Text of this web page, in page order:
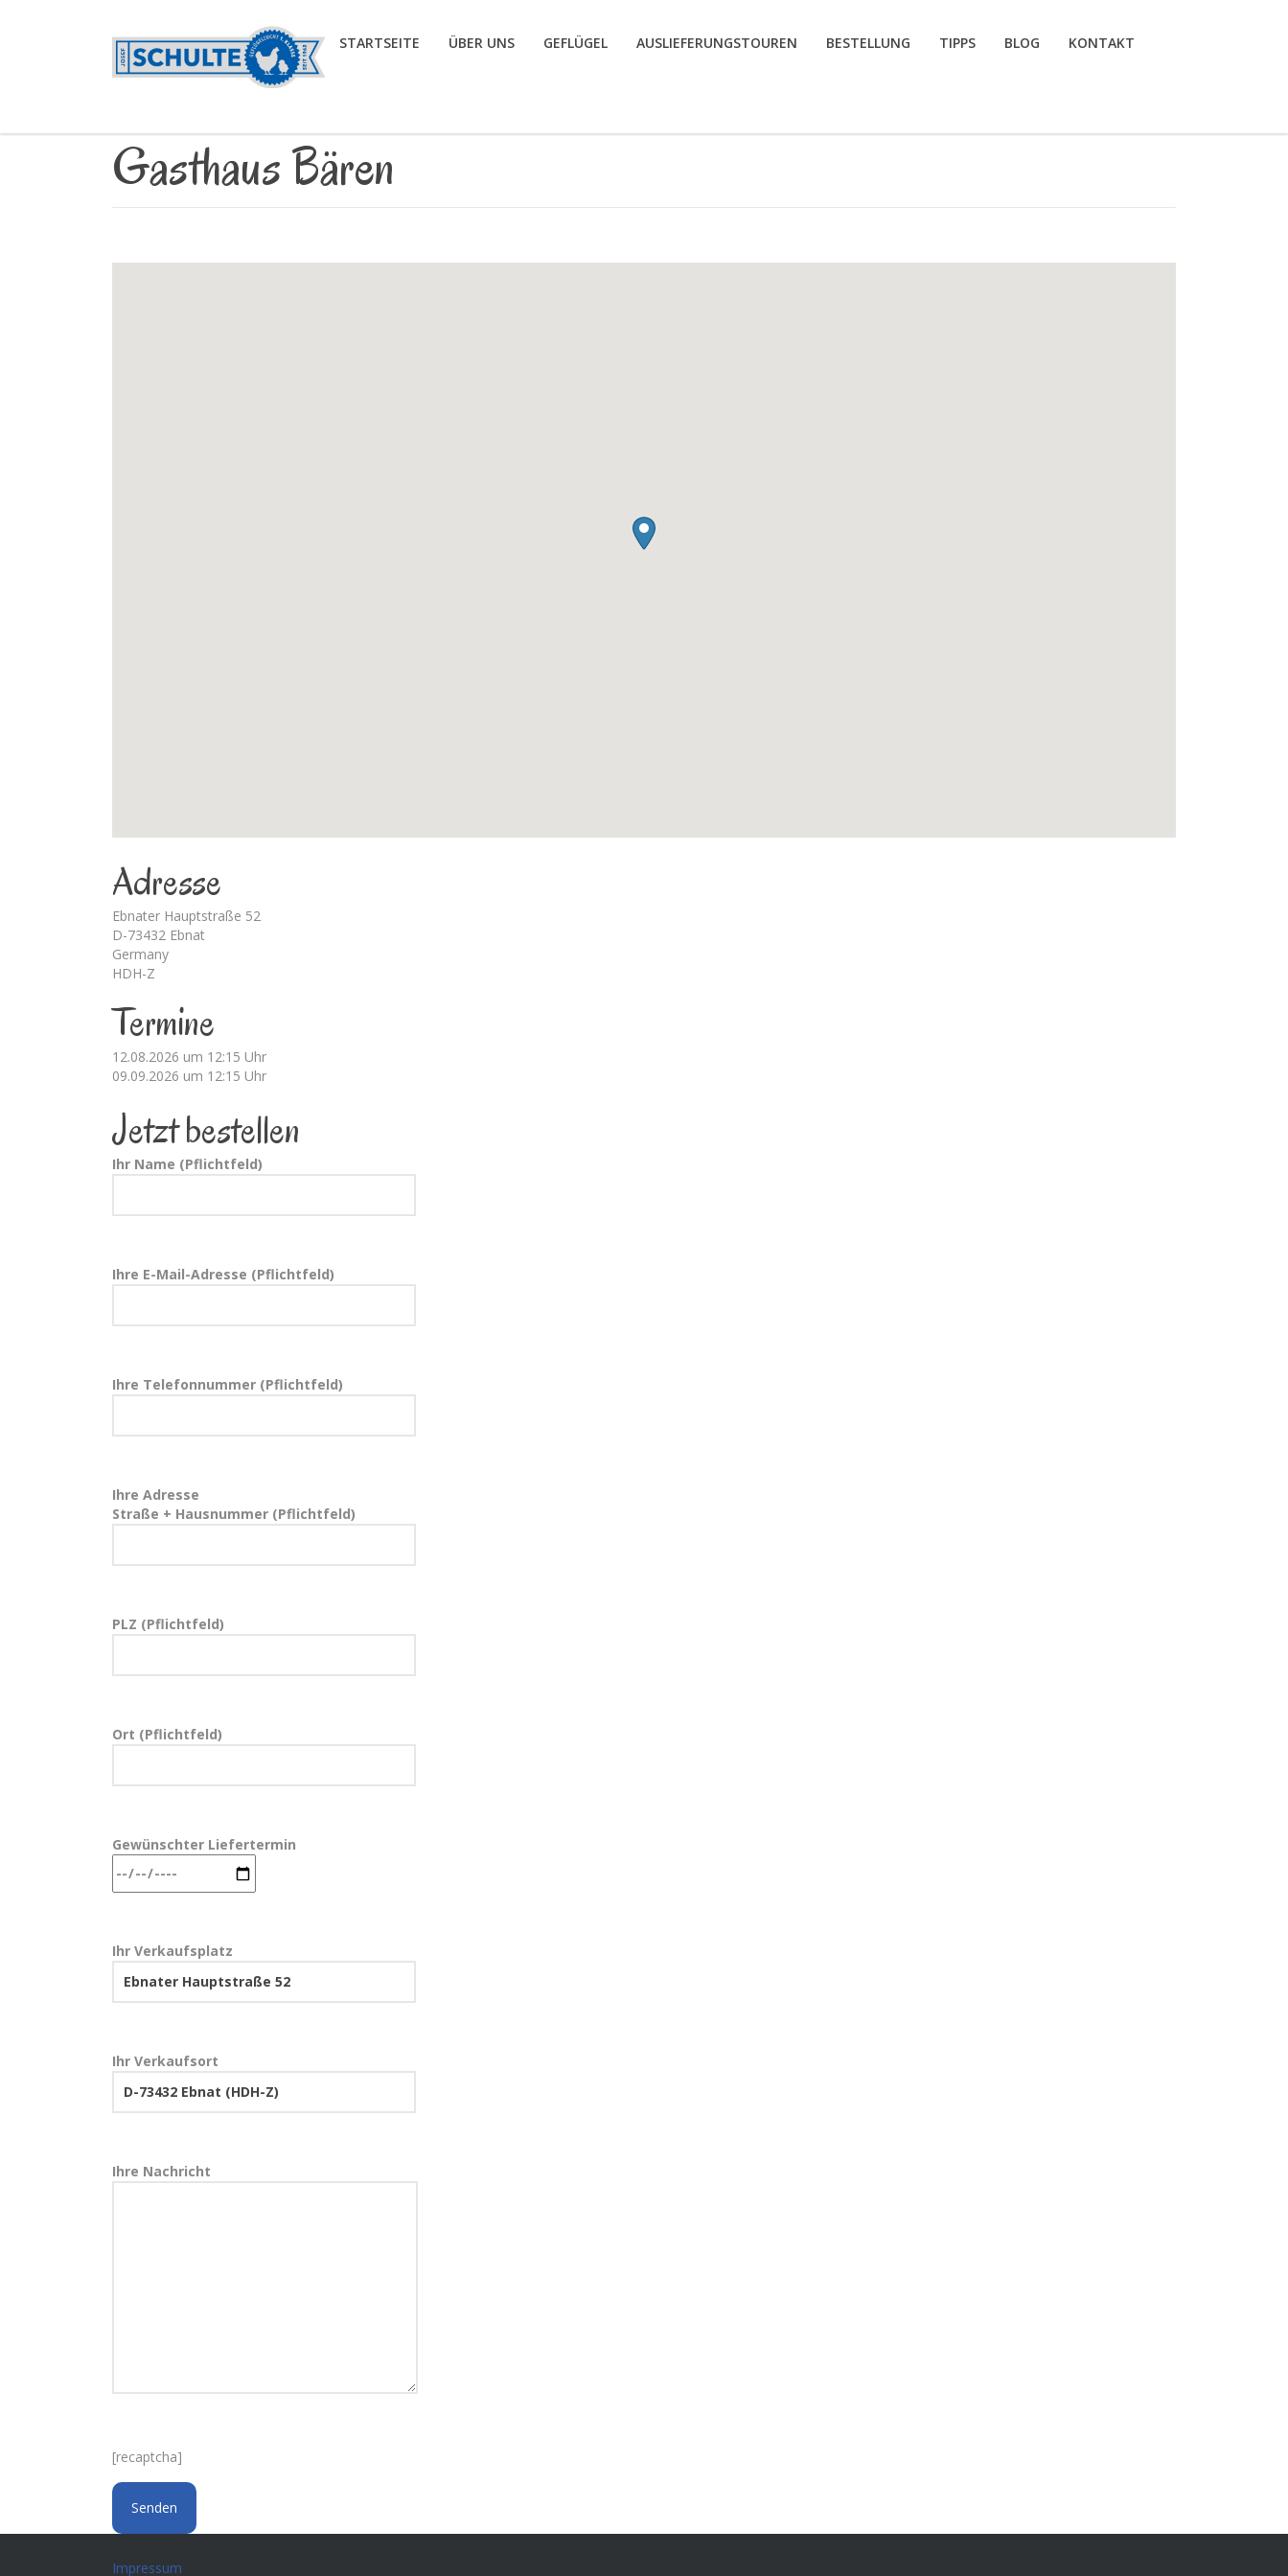
STARTSEITE ÜBER UNS GEFLÜGEL AUSLIEFERUNGSTOUREN BESTELLUNG TIPPS BLOG KONTAKT
Gasthaus Bären
Adresse
Ebnater Hauptstraße 52
D-73432 Ebnat
Germany
HDH-Z
Termine
12.08.2026 um 12:15 Uhr
09.09.2026 um 12:15 Uhr
Jetzt bestellen
Ihr Name (Pflichtfeld)
Ihre E-Mail-Adresse (Pflichtfeld)
Ihre Telefonnummer (Pflichtfeld)
Ihre Adresse
Straße + Hausnummer (Pflichtfeld)
PLZ (Pflichtfeld)
Ort (Pflichtfeld)
Gewünschter Liefertermin
Ihr Verkaufsplatz
Ihr Verkaufsort
Ihre Nachricht
[recaptcha]
Impressum